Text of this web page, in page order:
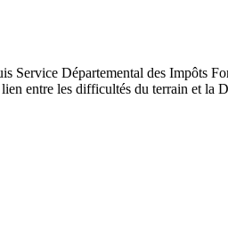
Service Départemental des Impôts
entre les difficultés du terrain et la